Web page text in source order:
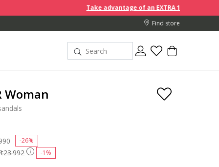
Take advantage of an EXTRA 10% off discount prices when
Find store
Woman
-1%
from
-26%